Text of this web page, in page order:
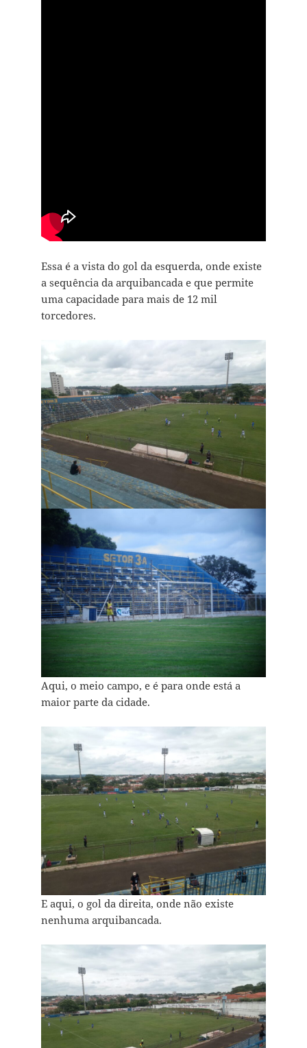
Essa é a vista do gol da esquerda, onde existe
a sequência da arquibancada e que permite
uma capacidade para mais de 12 mil
torcedores.
Aqui, o meio campo, e é para onde está a
maior parte da cidade.
E aqui, o gol da direita, onde não existe
nenhuma arquibancada.